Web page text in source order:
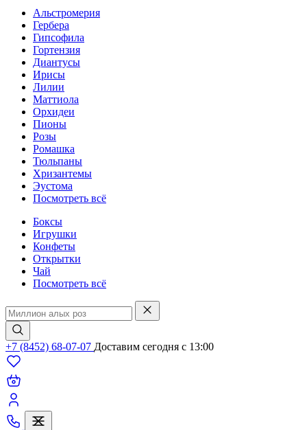
Альстромерия
Гербера
Гипсофила
Гортензия
Диантусы
Ирисы
Лилии
Маттиола
Орхидеи
Пионы
Розы
Ромашка
Тюльпаны
Хризантемы
Эустома
Посмотреть всё
Боксы
Игрушки
Конфеты
Открытки
Чай
Посмотреть всё
+7 (8452) 68-07-07 Доставим сегодня c 13:00